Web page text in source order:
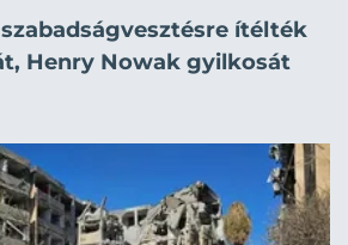
ítélték
Henry Nowak gyilkosát